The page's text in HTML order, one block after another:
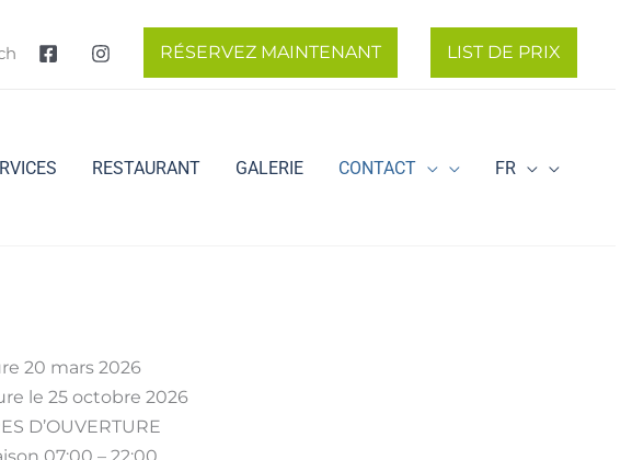
RÉSERVEZ MAINTENANT LIST DE PRIX
RESTAURANT GALERIE CONTACT FR
20 mars 2026
le 25 octobre 2026
D’OUVERTURE